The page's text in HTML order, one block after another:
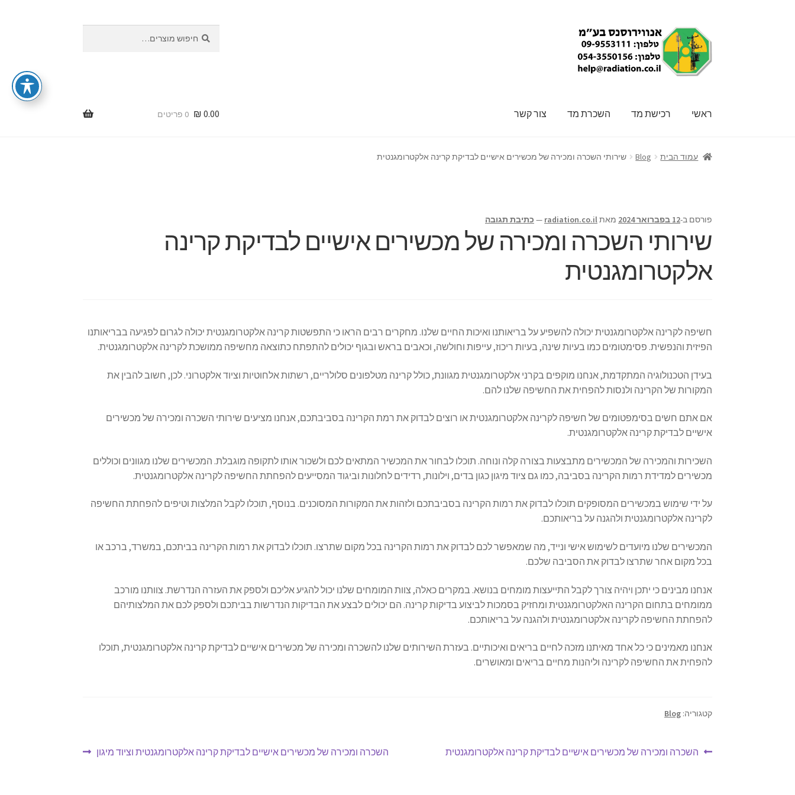
דלג
לניווט
לדלג
לתוכן
עבור:
ראשי רכישת מד השכרת מד צור קשר
ראשי Affiliate Registration השכרת מד סל קניות קופה
0.00
₪ 0 פריטים
עמוד הבית Blog שירותי השכרה ומכירה של מכשירים אישיים לבדיקת קרינה אלקטרומגנטית
פורסם ב-12 בפברואר 2024 מאתradiation.co.il
— כתיבת תגובה
שירותי השכרה ומכירה של מכשירים אישיים לבדיקת קרינה
אלקטרומגנטית
חשיפה לקרינה אלקטרומגנטית יכולה להשפיע על בריאותנו ואיכות החיים שלנו. מחקרים רבים הראו כי התפשטות קרינה אלקטרומגנטית יכולה לגרום לפגיעה בבריאותנו
הפיזית והנפשית. פסימטומים כמו בעיות שינה, בעיות ריכוז, עייפות וחולשה, וכאבים בראש ובגוף יכולים להתפתח כתוצאה מחשיפה ממושכת לקרינה אלקטרומגנטית.
בעידן הטכנולוגיה המתקדמת, אנחנו מוקפים בקרני אלקטרומגנטית מגוונת, כולל קרינה מטלפונים סלולריים, רשתות אלחוטיות וציוד אלקטרוני. לכן, חשוב להבין את
המקורות של הקרינה ולנסות להפחית את החשיפה שלנו להם.
אם אתם חשים בסימפטומים של חשיפה לקרינה אלקטרומגנטית או רוצים לבדוק את רמת הקרינה בסביבתכם, אנחנו מציעים שירותי השכרה ומכירה של מכשירים
אישיים לבדיקת קרינה אלקטרומגנטית.
השכירות והמכירה של המכשירים מתבצעות בצורה קלה ונוחה. תוכלו לבחור את המכשיר המתאים לכם ולשכור אותו לתקופה מוגבלת. המכשירים שלנו מגוונים וכוללים
מכשירים למדידת רמות הקרינה בסביבה, כמו גם ציוד מיגון כגון בדים, וילונות, רדידים לחלונות וביגוד המסייעים להפחתת החשיפה לקרינה אלקטרומגנטית.
על ידי שימוש במכשירים המסופקים תוכלו לבדוק את רמות הקרינה בסביבתכם ולזהות את המקורות המסוכנים. בנוסף, תוכלו לקבל המלצות וטיפים להפחתת החשיפה
לקרינה אלקטרומגנטית ולהגנה על בריאותכם.
המכשירים שלנו מיועדים לשימוש אישי ונייד, מה שמאפשר לכם לבדוק את רמות הקרינה בכל מקום שתרצו. תוכלו לבדוק את רמות הקרינה בביתכם, במשרד, ברכב או
בכל מקום אחר שתרצו לבדוק את הסביבה שלכם.
אנחנו מבינים כי יתכן ויהיה צורך לקבל התייעצות מומחים בנושא. במקרים כאלה, צוות המומחים שלנו יכול להגיע אליכם ולספק את העזרה הנדרשת. צוותנו מורכב
ממומחים בתחום הקרינה האלקטרומגנטית ומחזיק בסמכות לביצוע בדיקות קרינה. הם יכולים לבצע את הבדיקות הנדרשות בביתכם ולספק לכם את המלצותיהם
להפחתת החשיפה לקרינה אלקטרומגנטית ולהגנה על בריאותכם.
אנחנו מאמינים כי כל אחד מאיתנו מזכה לחיים בריאים ואיכותיים. בעזרת השירותים שלנו להשכרה ומכירה של מכשירים אישיים לבדיקת קרינה אלקטרומגנטית, תוכלו
להפחית את החשיפה לקרינה וליהנות מחיים בריאים ומאושרים.
קטגוריה:Blog
ניווט
הפוסט
השכרה ומכירה של מכשירים אישיים לבדיקת קרינה אלקטרומגנטית
הפוסט
השכרה ומכירה של מכשירים אישיים לבדיקת קרינה אלקטרומגנטית וציוד מיגון